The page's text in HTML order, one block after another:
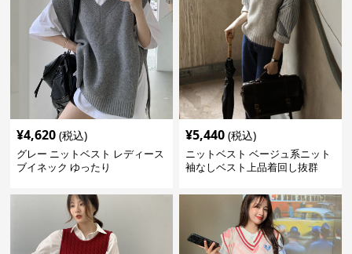
¥4,620 (税込)
グレー ニットベスト レディース
ブイネック ゆったり
¥5,440 (税込)
ニットベスト ベージュ系ニット
袖なしベスト上品着回し抜群